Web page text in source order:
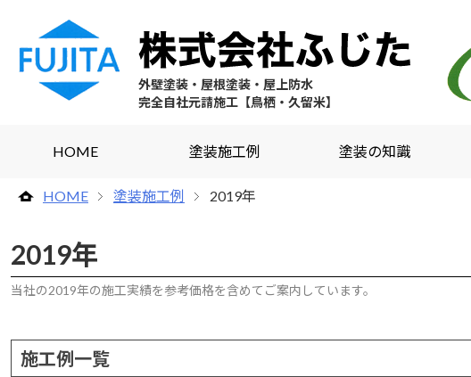
外壁塗装・屋根塗装・屋上防水
完全自社元請施工【鳥栖・久留米】
HOME 塗装施工例 塗装の知識
HOME 塗装施工例 2019年
2019年
当社の2019年の施工実績を参考価格を含めてご案内しています。
施工例一覧